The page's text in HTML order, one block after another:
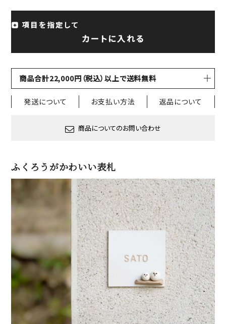
項目を指定して
カートに入れる
商品合計22,000円（税込）以上で送料無料
発送について お支払い方法 返品について
商品についてのお問い合わせ
ふくろうがかわいい表札